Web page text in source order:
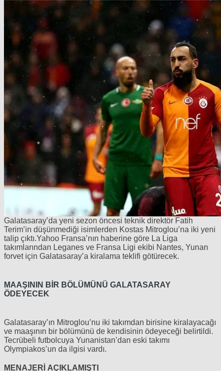
Galatasaray’da yeni sezon öncesi teknik direktör Fatih
Terim’in düşünmediği isimlerden Kostas Mitroglou’na iki yeni
talip çıktı.Yahoo Fransa’nın haberine göre La Liga
takımlarından Leganes ve Fransa Ligi ekibi Nantes, Yunan
forvet için Galatasaray’a kiralama teklifi götürecek.
MAAŞININ BİR BÖLÜMÜNÜ GALATASARAY
ÖDEYECEK
Galatasaray’ın Mitroglou’nu iki takımdan birisine kiralayacağı
ve maaşının bir bölümünü de kendisinin ödeyeceği belirtildi.
Tecrübeli futbolcuya Yunanistan’dan eski takımı
Olympiakos’un da ilgisi vardı.
MENAJERİ AÇIKLAMIŞTI